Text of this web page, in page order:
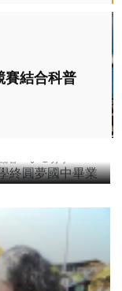
賽結合科普
看 2 分享